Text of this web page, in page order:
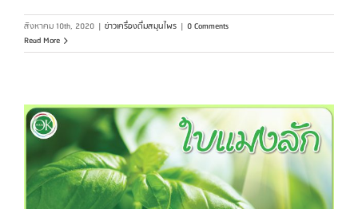
สิงหาคม 10th, 2020 | ข่าวเครื่องดื่มสมุนไพร | 0 Comments
Read More